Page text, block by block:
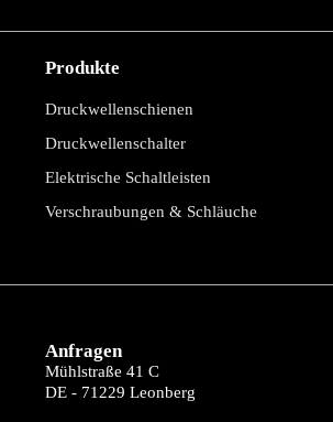
Produkte
Druckwellenschienen
Druckwellenschalter
Elektrische Schaltleisten
Verschraubungen & Schläuche
Anfragen
Mühlstraße 41 C
DE - 71229 Leonberg